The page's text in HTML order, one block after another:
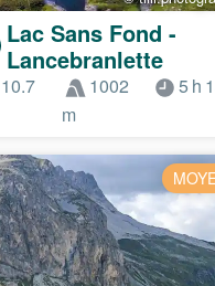
Lac Sans Fond -
Lancebranlette
10.7
1002
m
5 h